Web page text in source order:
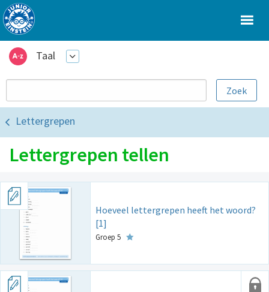
Taal
Lettergrepen
Lettergrepen tellen
Hoeveel lettergrepen heeft het woord?
[1]
Groep 5